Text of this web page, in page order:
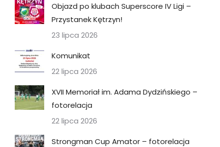
Objazd po klubach Superscore IV Ligi –
Przystanek Kętrzyn!
23 lipca 2026
Komunikat
22 lipca 2026
XVII Memoriał im. Adama Dydzińskiego –
fotorelacja
22 lipca 2026
Strongman Cup Amator – fotorelacja